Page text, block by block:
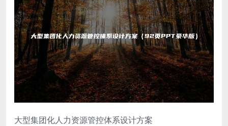
大型集团化人力资源管控体系设计方案